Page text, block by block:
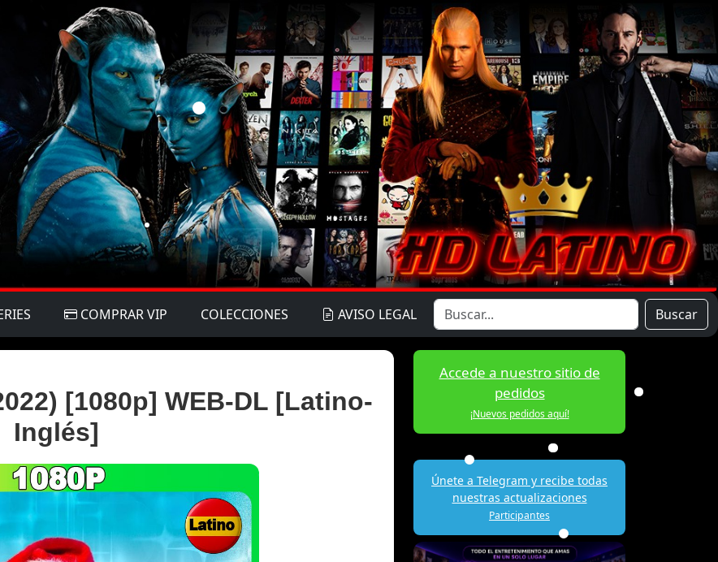
COMPRAR VIP COLECCIONES AVISO LEGAL Buscar
[1080p] WEB-DL [Latino-
Inglés]
Accede a nuestro sitio de
pedidos
¡Nuevos pedidos aquí!
Únete a Telegram y recibe todas
nuestras actualizaciones
Participantes